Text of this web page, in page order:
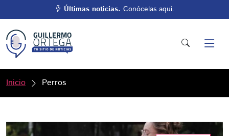
Últimas noticias. Conócelas aquí.
Inicio Perros